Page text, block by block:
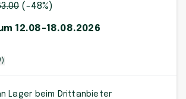
.00 (-48%)
12.08-18.08.2026
)
Lager beim Drittanbieter